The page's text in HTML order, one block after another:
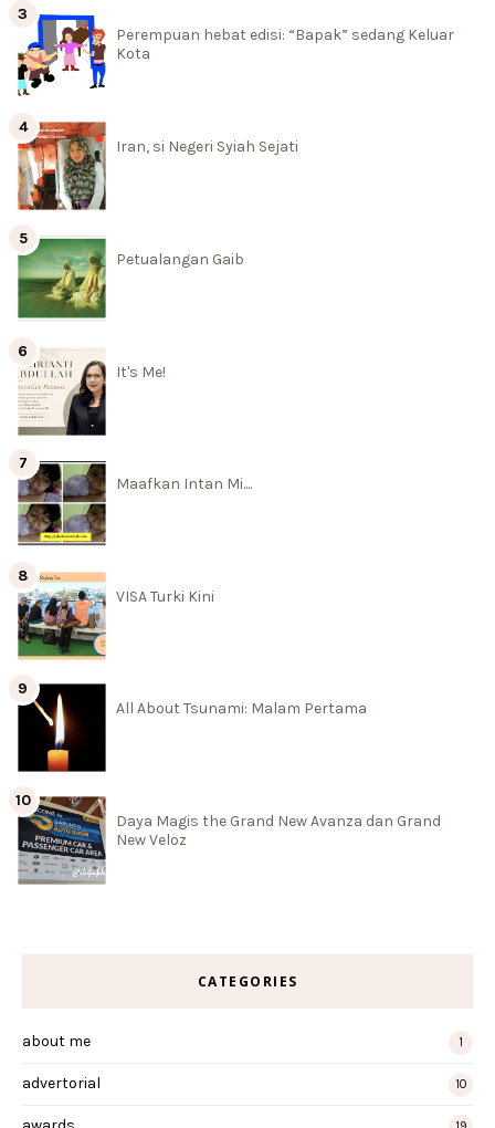
Perempuan hebat edisi: “Bapak” sedang Keluar
Kota
Iran, si Negeri Syiah Sejati
Petualangan Gaib
It's Me!
Maafkan Intan Mi....
VISA Turki Kini
All About Tsunami: Malam Pertama
Daya Magis the Grand New Avanza dan Grand
New Veloz
CATEGORIES
about me 1
advertorial 10